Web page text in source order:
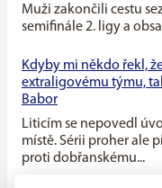
Muži zakončili cestu
semifinále 2. ligy a
Kdyby mi někdo řekl,
extraligovému týmu,
Babor
Liticím se nepovedl
místě. Sérii proher ale
proti dobřanskému...